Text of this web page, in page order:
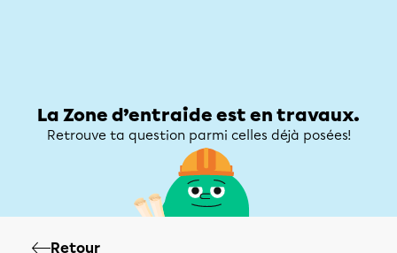
La Zone d’entraide est en travaux.
Retrouve ta question parmi celles déjà posées!
Retour